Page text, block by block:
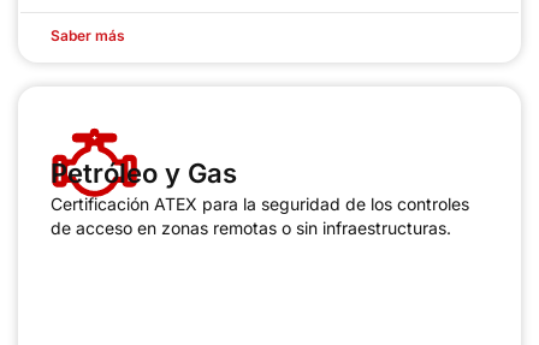
Saber más
Petróleo y Gas
Certificación ATEX para la seguridad de los controles
de acceso en zonas remotas o sin infraestructuras.